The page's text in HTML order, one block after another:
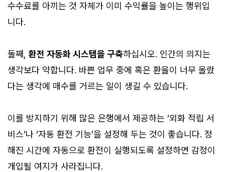
수수료를 아끼는 것 자체가 이미 수익률을 높이는 행위입
니다.
둘째, 환전 자동화 시스템을 구축하십시오. 인간의 의지는
생각보다 약합니다. 바쁜 업무 중에 혹은 환율이 너무 올랐
다는 생각에 매수를 거르는 일이 생길 수 있습니다.
이를 방지하기 위해 많은 은행에서 제공하는 ‘외화 적립 서
비스’나 ‘자동 환전 기능’을 설정해 두는 것이 좋습니다. 정
해진 시간에 자동으로 환전이 실행되도록 설정하면 감정이
개입될 여지가 사라집니다.